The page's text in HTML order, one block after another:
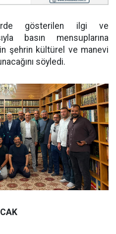
gösterilen ilgi ve
basın mensuplarına
şehrin kültürel ve manevi
söyledi.